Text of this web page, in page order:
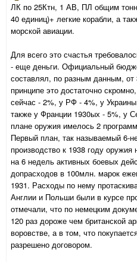
ЛК по 25Ктн, 1 АВ, ПЛ общим
40 единиц)+ легкие корабли, а
морской авиации.
Для всего это счастья
- еще деньги. Официальный
составлял, по разным данным,
принципе это достаточно
сейчас - 2%, у РФ - 4%, у
также у Франции 1930ых - 5%, у
плане оружия имелось 2
Первый план, так называемый 6-
производство к 1938 году
на 6 недель активных боевых
допрасходов в 100млн. марок
1931. Расходы по нему
Англии и Польши были в курсе
отмечали, что по немецким
120 раз дороже чем британской
воровстве, а в том, что
разрешено договором.